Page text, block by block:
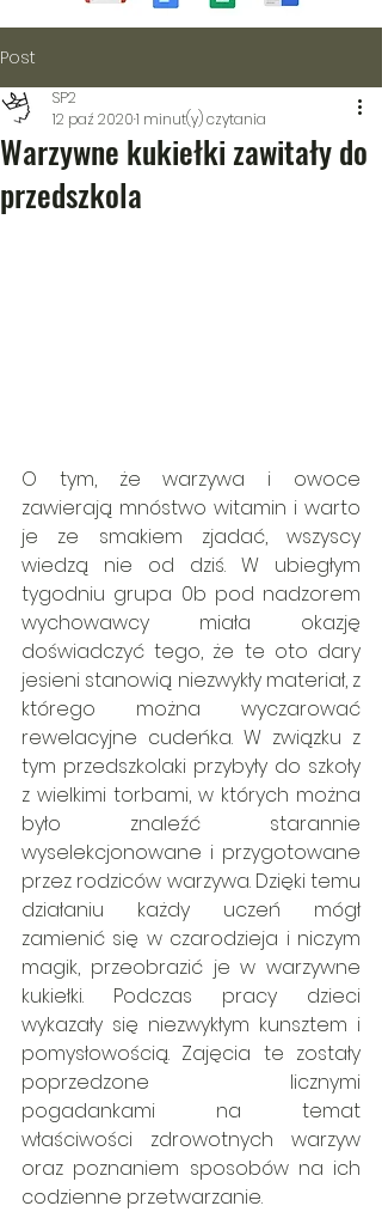
Post
Warzywne kukiełki zawitały do
przedszkola
SP2
12 paź 20201 minut(y) czytania
O tym, że warzywa i owoce
zawierają mnóstwo witamin i warto
je ze smakiem zjadać, wszyscy
wiedzą nie od dziś. W ubiegłym
tygodniu grupa 0b pod nadzorem
wychowawcy miała okazję
doświadczyć tego, że te oto dary
jesieni stanowią niezwykły materiał, z
którego można wyczarować
rewelacyjne cudeńka. W związku z
tym przedszkolaki przybyły do szkoły
z wielkimi torbami, w których można
było znaleźć starannie
wyselekcjonowane i przygotowane
przez rodziców warzywa. Dzięki temu
działaniu każdy uczeń mógł
zamienić się w czarodzieja i niczym
magik, przeobrazić je w warzywne
kukiełki. Podczas pracy dzieci
wykazały się niezwykłym kunsztem i
pomysłowością. Zajęcia te zostały
poprzedzone licznymi
pogadankami na temat
właściwości zdrowotnych warzyw
oraz poznaniem sposobów na ich
codzienne przetwarzanie.